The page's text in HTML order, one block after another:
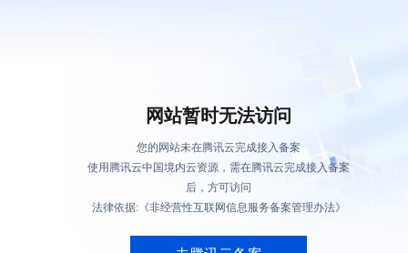
网站暂时无法访问
您的网站未在腾讯云完成接入备案
使用腾讯云中国境内云资源，需在腾讯云完成接入备案
后，方可访问
法律依据:《非经营性互联网信息服务备案管理办法》